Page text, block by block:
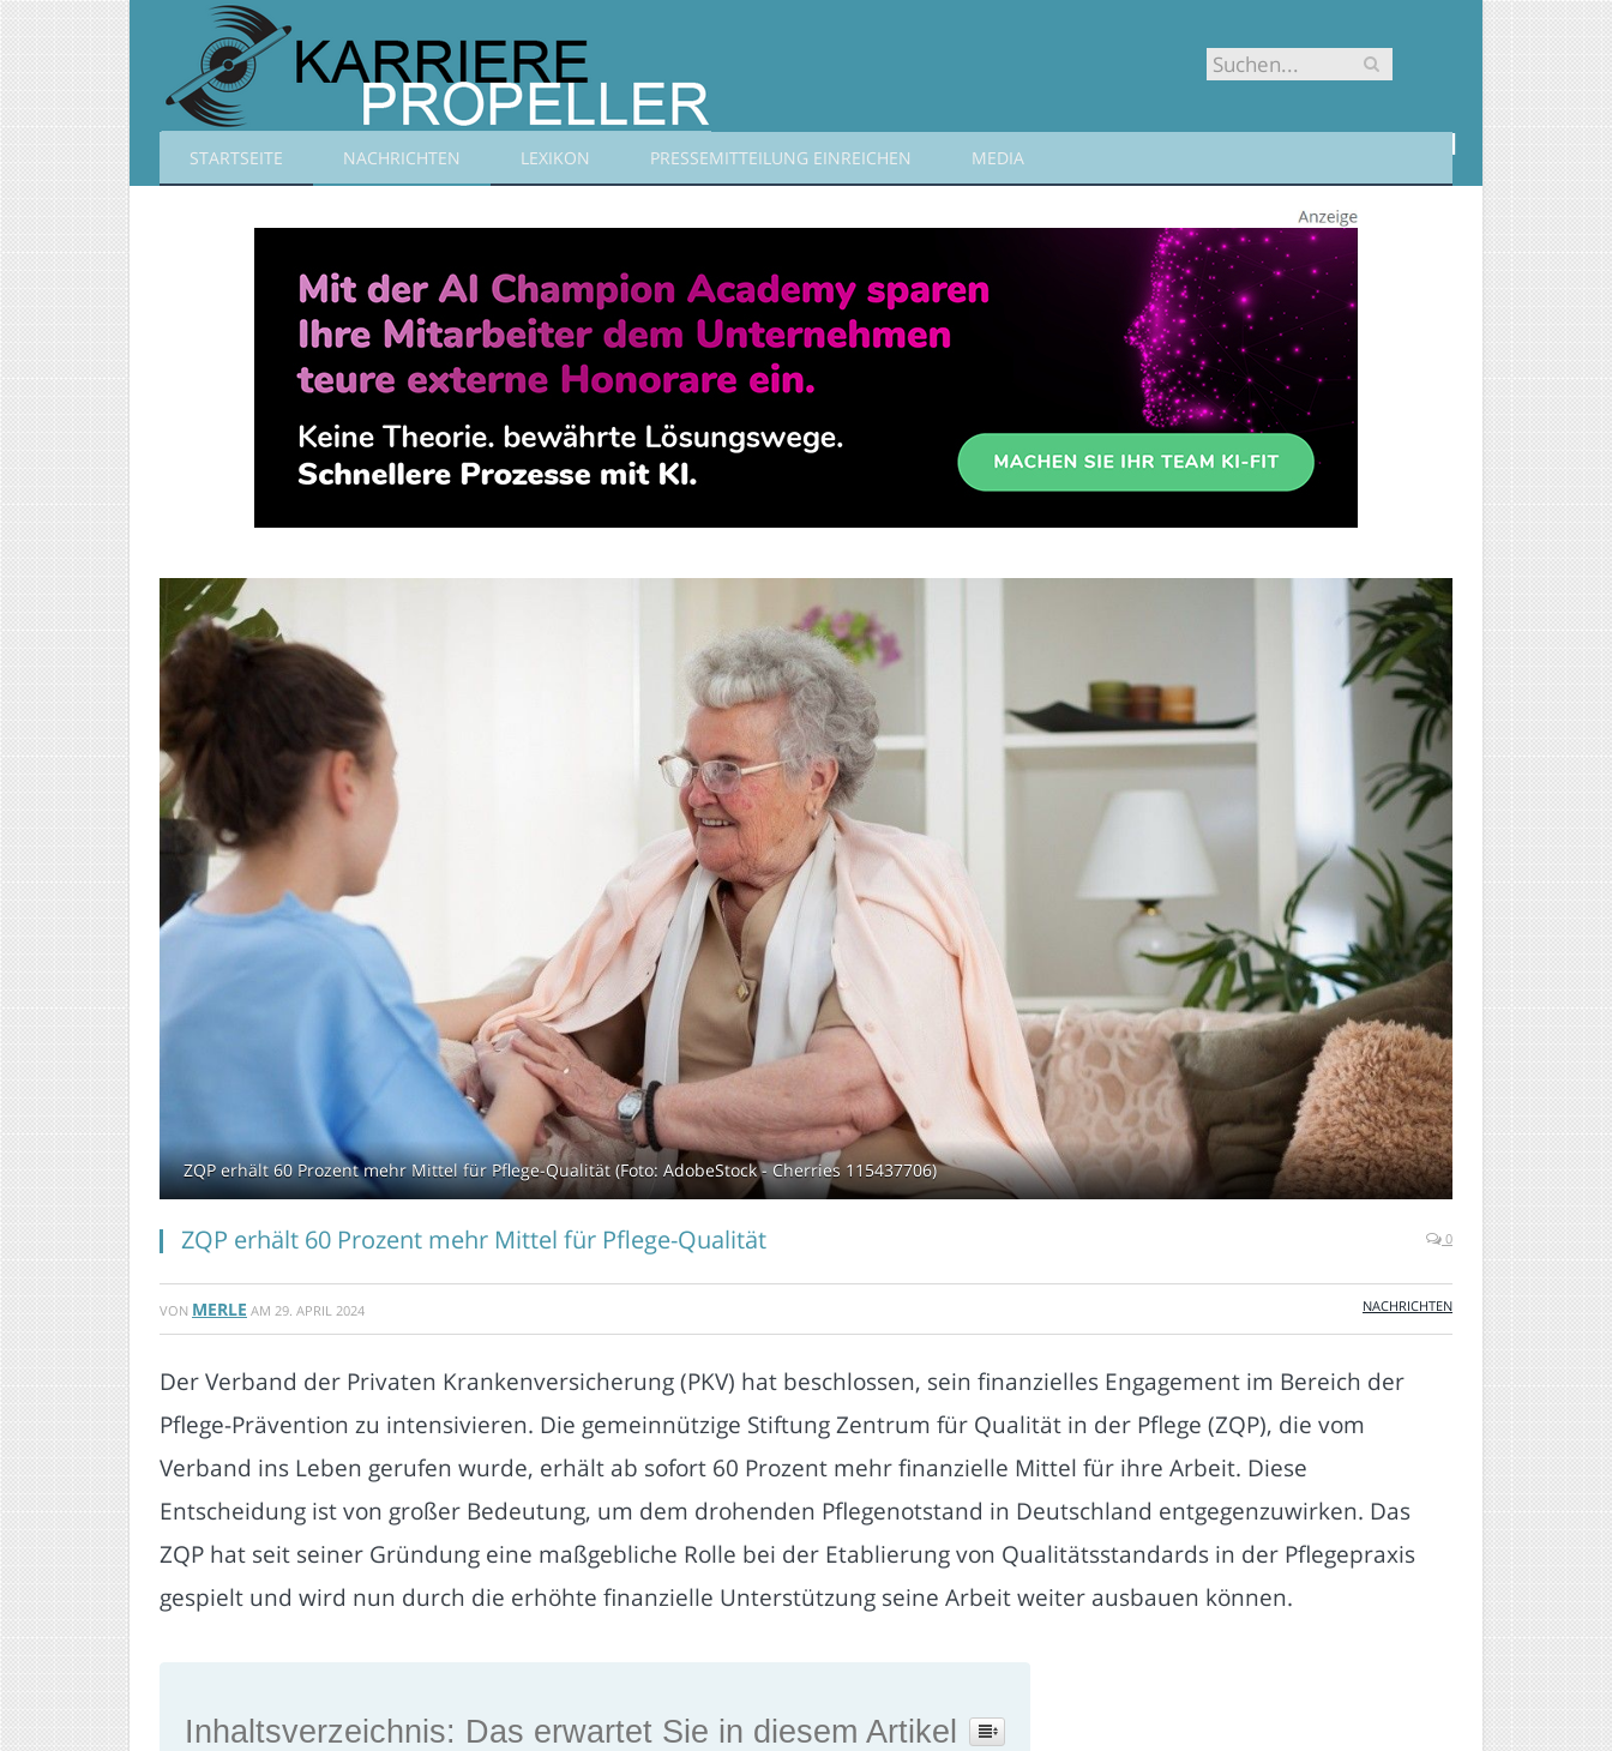
Karrierepropeller
STARTSEITE NACHRICHTEN LEXIKON PRESSEMITTEILUNG EINREICHEN MEDIA
ZQP erhält 60 Prozent mehr Mittel für Pflege-Qualität (Foto: AdobeStock - Cherries 115437706)
ZQP erhält 60 Prozent mehr Mittel für Pflege-Qualität 0
VON MERLE AM 29. APRIL 2024 NACHRICHTEN
Der Verband der Privaten Krankenversicherung (PKV) hat beschlossen, sein finanzielles Engagement im Bereich der
Pflege-Prävention zu intensivieren. Die gemeinnützige Stiftung Zentrum für Qualität in der Pflege (ZQP), die vom
Verband ins Leben gerufen wurde, erhält ab sofort 60 Prozent mehr finanzielle Mittel für ihre Arbeit. Diese
Entscheidung ist von großer Bedeutung, um dem drohenden Pflegenotstand in Deutschland entgegenzuwirken. Das
ZQP hat seit seiner Gründung eine maßgebliche Rolle bei der Etablierung von Qualitätsstandards in der Pflegepraxis
gespielt und wird nun durch die erhöhte finanzielle Unterstützung seine Arbeit weiter ausbauen können.
Inhaltsverzeichnis: Das erwartet Sie in diesem Artikel